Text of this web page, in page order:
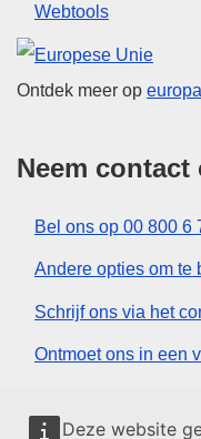
Deze website
Webtools
Europese
Ontdek meer op
Neem contact
Bel ons op 00 800 6
Andere opties om te
Schrijf ons via het
Ontmoet ons in een
Sociale media